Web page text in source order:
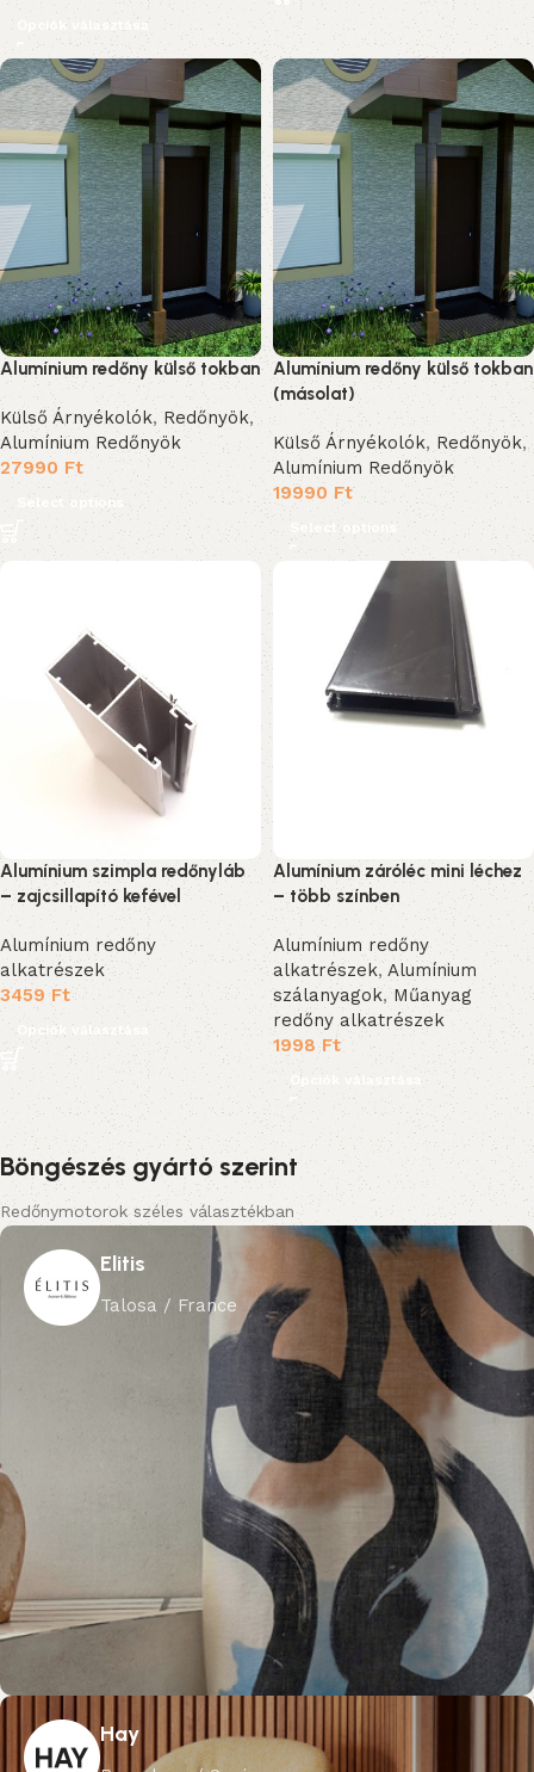
Opciók választása
Alumínium redőny külső tokban
Külső Árnyékolók,Redőnyök,
Alumínium Redőnyök
27990 Ft
Select options
Alumínium redőny külső tokban
(másolat)
Külső Árnyékolók, Redőnyök,
Alumínium Redőnyök
19990 Ft
Select options
Alumínium szimpla redőnyláb
– zajcsillapító kefével
Alumínium redőny
alkatrészek
3459Ft
Opciók választása
Alumínium záróléc mini léchez
– több színben
Alumínium redőny
alkatrészek, Alumínium
szálanyagok,Műanyag
redőny alkatrészek
1998Ft
Opciók választása
Böngészés gyártó szerint
Redőnymotorok széles választékban
Elitis
Talosa / France
Hay